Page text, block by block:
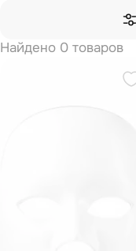
Найдено 0 товаров